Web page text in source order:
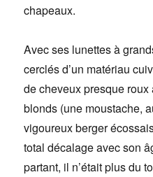
chapeaux.
Avec ses lunettes à
cerclés d’un matériau
de cheveux presque roux
blonds (une moustache,
vigoureux berger
total décalage avec son
partant, il n’était plus du